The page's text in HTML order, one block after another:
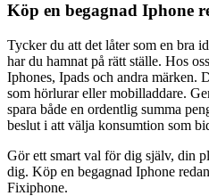
Köp en begagnad Iphone
Tycker du att det låter som en bra
har du hamnat på rätt ställe. Hos
Iphones, Ipads och andra märken.
som hörlurar eller mobilladdare.
spara både en ordentlig summa
beslut i att välja konsumtion som
Gör ett smart val för dig själv, din
dig. Köp en begagnad Iphone
Fixiphone.